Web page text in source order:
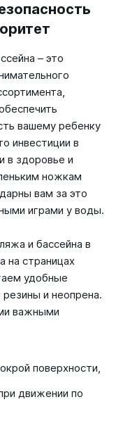
– это
вашему ребенку
инвестиции в
в здоровье и
ножкам
вам за это
играми у воды.
и бассейна в
на страницах
удобные
и неопрена.
важными
поверхности,
движении по